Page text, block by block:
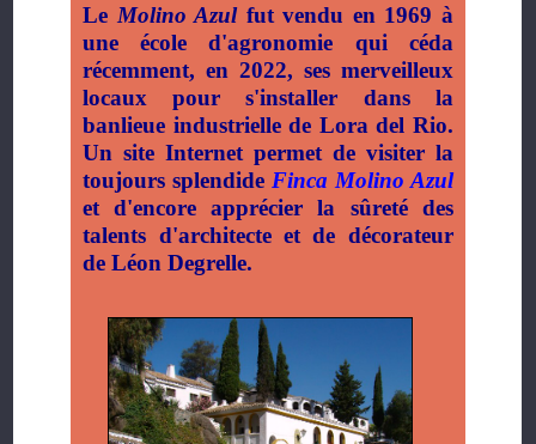
Le Molino Azulfut vendu en 1969 à
une école d'agronomie qui céda
récemment, en 2022, ses merveilleux
locaux pour s'installer dans la
banlieue industrielle de Lora del Rio.
Un site Internet permet de visiter la
toujours splendide Finca Molino Azul
et d'encore apprécier la sûreté des
talents d'architecte et de décorateur
de Léon Degrelle.